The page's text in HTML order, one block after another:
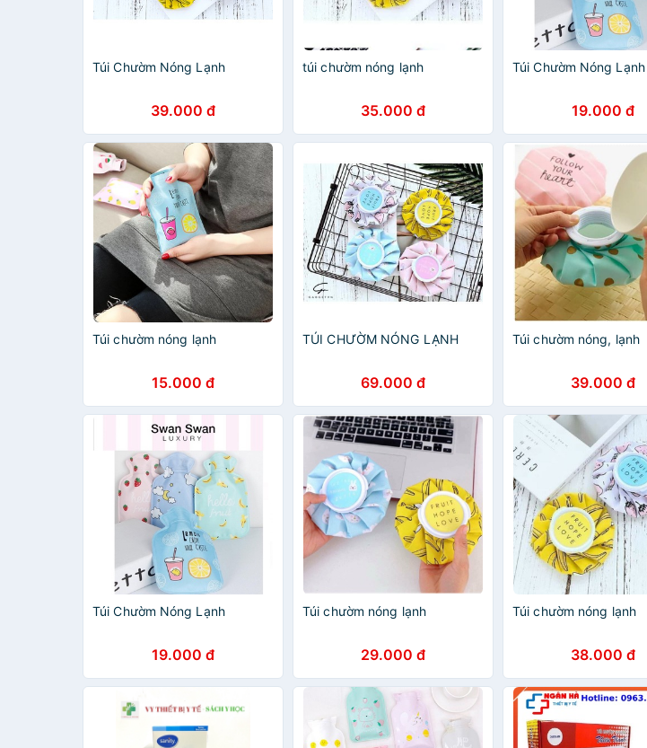
Túi Chườm Nóng Lạnh
39.000 đ
túi chườm nóng lạnh
35.000 đ
Túi Chườm Nóng Lạnh
19.000 đ
Túi chườm nóng lạnh
15.000 đ
TÚI CHƯỜM NÓNG LẠNH
69.000 đ
Túi chườm nóng, lạnh
39.000 đ
Túi Chườm Nóng Lạnh
19.000 đ
Túi chườm nóng lạnh
29.000 đ
Túi chườm nóng lạnh
38.000 đ